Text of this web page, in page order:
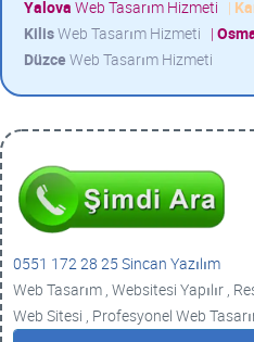
Yalova Web Tasarım Hizmeti |
KilisWeb Tasarım Hizmeti |
Düzce Web Tasarım Hizmeti
0551 172 28 25 Sincan Yazılım
Web Tasarım , Websitesi Yapılır ,
Web Sitesi , Profesyonel Web